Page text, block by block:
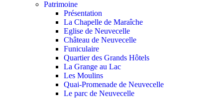
Patrimoine
Présentation
La Chapelle de Maraîche
Eglise de Neuvecelle
Château de Neuvecelle
Funiculaire
Quartier des Grands Hôtels
La Grange au Lac
Les Moulins
Quai-Promenade de Neuvecelle
Le parc de Neuvecelle